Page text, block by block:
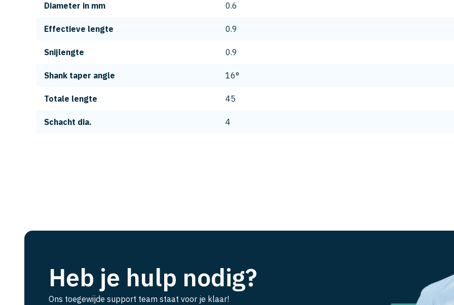
Diameter in mm 0.6
Effectieve lengte 0.9
Snijlengte 0.9
Shank taper angle 16°
Totale lengte 45
Schacht dia. 4
Heb je hulp nodig?
Ons toegewijde support team staat voor je klaar!